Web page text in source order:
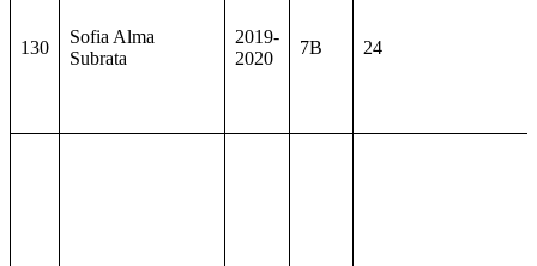
130
Sofia Alma
Subrata
2019-
2020
7B 24